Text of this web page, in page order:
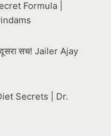
Formula |
सच! Jailer Ajay
Secrets | Dr.